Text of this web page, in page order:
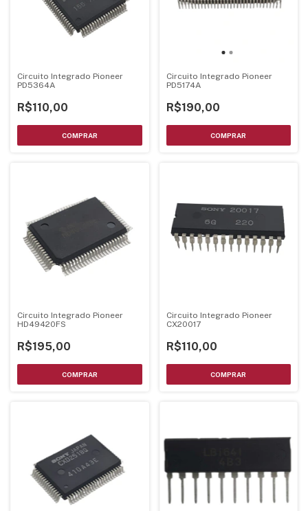
Circuito Integrado Pioneer
PD5364A
R$110,00
Circuito Integrado Pioneer
PD5174A
R$190,00
Circuito Integrado Pioneer
HD49420FS
R$195,00
Circuito Integrado Pioneer
CX20017
R$110,00